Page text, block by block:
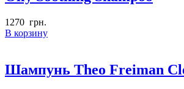
1270 грн.
В корзину
Шампунь Theo Freiman